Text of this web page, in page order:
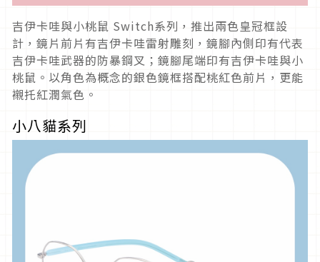
吉伊卡哇與小桃鼠 Switch系列，推出兩色皇冠框設
計，鏡片前片有吉伊卡哇雷射雕刻，鏡腳內側印有代表
吉伊卡哇武器的防暴鋼叉；鏡腳尾端印有吉伊卡哇與小
桃鼠。以角色為概念的銀色鏡框搭配桃紅色前片，更能
襯托紅潤氣色。
小八貓系列